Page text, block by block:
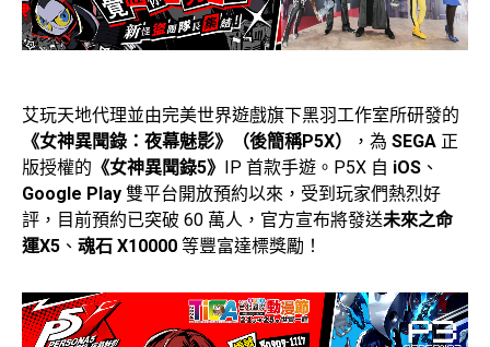
艾玩天地代理並由完美世界遊戲旗下黑羽工作室所研發的
《女神異聞錄：夜幕魅影》（後簡稱P5X）
，為 SEGA 正
版授權的 《女神異聞錄5》 IP 首款手遊。P5X 自 iOS 、
Google Play 雙平台開放預約以來，受到玩家們熱烈好
評，目前預約已突破 60 萬人，官方宣布將發送未來之命
運X5 、 魂石 X10000 等豐富達標獎勵！